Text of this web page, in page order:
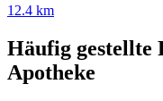
12.4 km
Häufig gestellte
Apotheke